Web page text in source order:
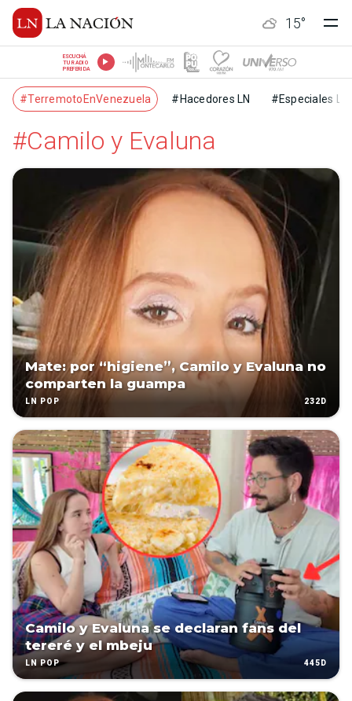
15°
ESCUCHÁ
TU RADIO
PREFERIDA
#TerremotoEnVenezuela #Hacedores LN #Especiales LN
#Camilo y Evaluna
Mate: por “higiene”, Camilo y Evaluna no
comparten la guampa
LN POP 232D
Camilo y Evaluna se declaran fans del
tereré y el mbeju
LN POP 445D